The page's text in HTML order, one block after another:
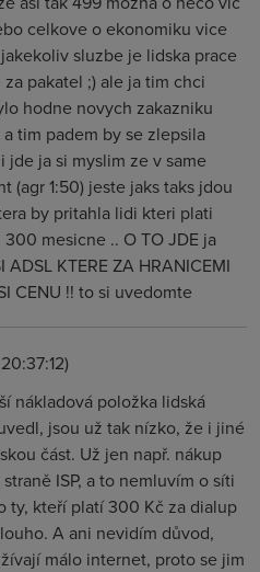
celkove o ekonomiku vice
sluzbe je lidska prace
pakatel ;) ale ja tim chci
hodne novych zakazniku
tim padem by se zlepsila
jde ja si myslim ze v same
(agr 1:50) jeste jaks taks jdou
by pritahla lidi kteri plati
mesicne .. O TO JDE ja
KTERE ZA HRANICEMI
CENU !! to si uvedomte
nákladová položka lidská
jsou už tak nízko, že i jiné
část. Už jen např. nákup
ISP, a to nemluvím o síti
ty, kteří platí 300 Kč za dialup
A ani nevidím důvod,
málo internet, proto se jim